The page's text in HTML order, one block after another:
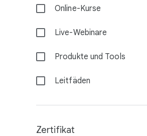
Online-Kurse
Live-Webinare
Produkte und Tools
Leitfäden
Zertifikat